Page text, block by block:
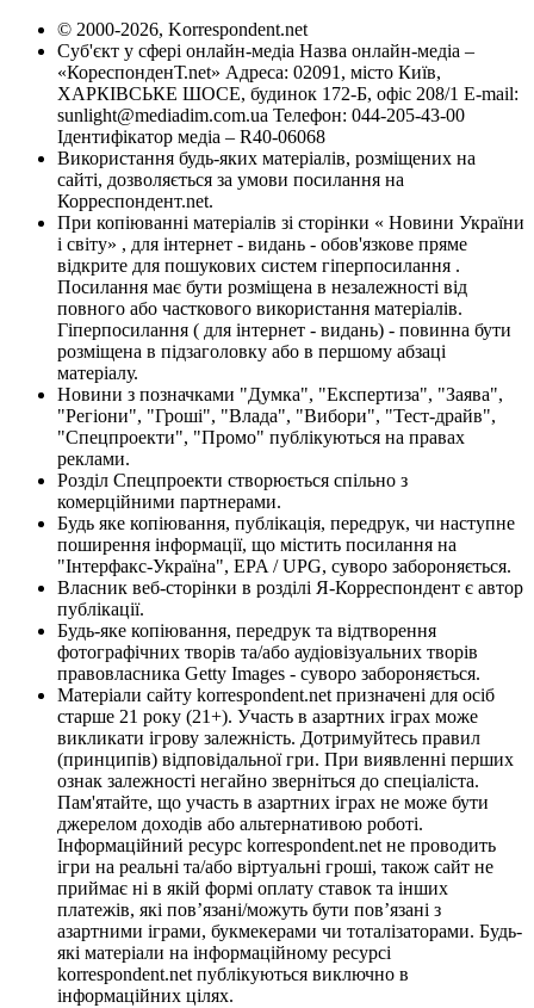
© 2000-2026, Korrespondent.net
Суб'єкт у сфері онлайн-медіа Назва онлайн-медіа –
«КореспонденТ.net» Адреса: 02091, місто Київ,
ХАРКІВСЬКЕ ШОСЕ, будинок 172-Б, офіс 208/1 E-mail:
sunlight@mediadim.com.ua Телефон: 044-205-43-00
Ідентифікатор медіа – R40-06068
Використання будь-яких матеріалів, розміщених на
сайті, дозволяється за умови посилання на
Корреспондент.net.
При копіюванні матеріалів зі сторінки « Новини України
і світу» , для інтернет - видань - обов'язкове пряме
відкрите для пошукових систем гіперпосилання .
Посилання має бути розміщена в незалежності від
повного або часткового використання матеріалів.
Гіперпосилання ( для інтернет - видань) - повинна бути
розміщена в підзаголовку або в першому абзаці
матеріалу.
Новини з позначками "Думка", "Експертиза", "Заява",
"Регіони", "Гроші", "Влада", "Вибори", "Тест-драйв",
"Спецпроекти", "Промо" публікуються на правах
реклами.
Розділ Спецпроекти створюється спільно з
комерційними партнерами.
Будь яке копіювання, публікація, передрук, чи наступне
поширення інформації, що містить посилання на
"Інтерфакс-Україна", EPA / UPG, суворо забороняється.
Власник веб-сторінки в розділі Я-Корреспондент є автор
публікації.
Будь-яке копіювання, передрук та відтворення
фотографічних творів та/або аудіовізуальних творів
правовласника Getty Images - суворо забороняється.
Матеріали сайту korrespondent.net призначені для осіб
старше 21 року (21+). Участь в азартних іграх може
викликати ігрову залежність. Дотримуйтесь правил
(принципів) відповідальної гри. При виявленні перших
ознак залежності негайно зверніться до спеціаліста.
Пам'ятайте, що участь в азартних іграх не може бути
джерелом доходів або альтернативою роботі.
Інформаційний ресурс korrespondent.net не проводить
ігри на реальні та/або віртуальні гроші, також сайт не
приймає ні в якій формі оплату ставок та інших
платежів, які пов’язані/можуть бути пов’язані з
азартними іграми, букмекерами чи тоталізаторами. Будь-
які матеріали на інформаційному ресурсі
korrespondent.net публікуються виключно в
інформаційних цілях.